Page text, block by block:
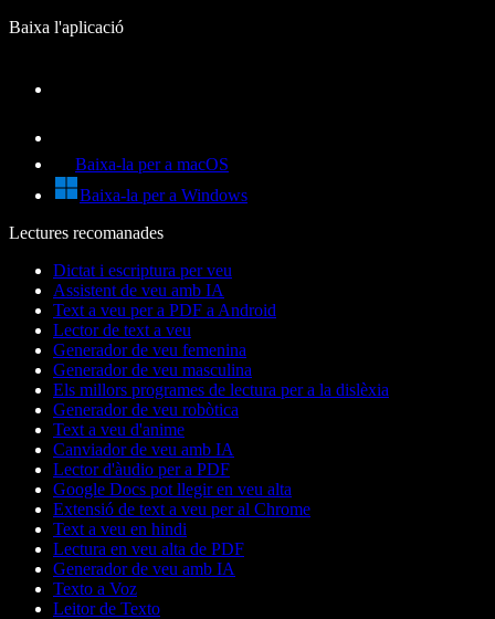
Baixa l'aplicació
Baixa-la per a macOS
Baixa-la per a Windows
Lectures recomanades
Dictat i escriptura per veu
Assistent de veu amb IA
Text a veu per a PDF a Android
Lector de text a veu
Generador de veu femenina
Generador de veu masculina
Els millors programes de lectura per a la dislèxia
Generador de veu robòtica
Text a veu d'anime
Canviador de veu amb IA
Lector d'àudio per a PDF
Google Docs pot llegir en veu alta
Extensió de text a veu per al Chrome
Text a veu en hindi
Lectura en veu alta de PDF
Generador de veu amb IA
Texto a Voz
Leitor de Texto